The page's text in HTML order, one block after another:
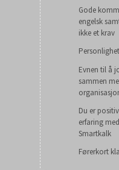
Gode
engelsk
ikke et krav
Evnen til å
sammen
Du er
erfaring
Smartkalk
Førerkort